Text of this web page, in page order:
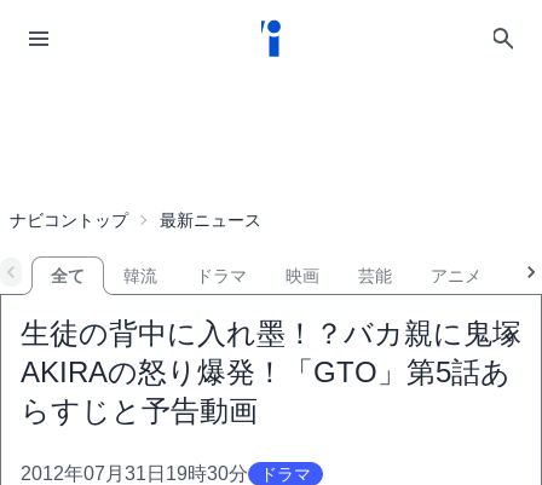
ナビコントップ 最新ニュース
全て 韓流 ドラマ 映画 芸能 アニメ
生徒の背中に入れ墨！？バカ親に鬼塚
AKIRAの怒り爆発！「GTO」第5話あ
らすじと予告動画
2012年07月31日19時30分 ドラマ